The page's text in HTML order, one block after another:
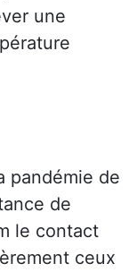
une
pandémie de
de
le contact
ceux